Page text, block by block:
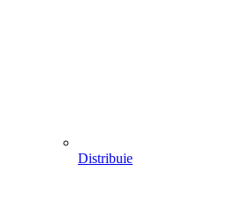
Distribuie